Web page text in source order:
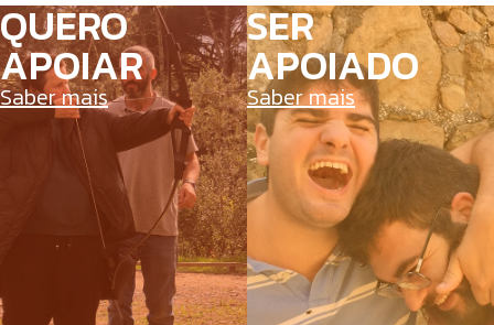
QUERO
APOIAR
Saber mais
SER
APOIADO
Saber mais